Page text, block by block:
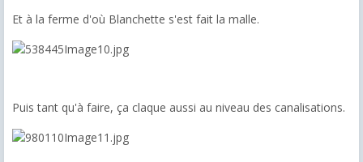
Et à la ferme d'où Blanchette s'est fait la malle.
Puis tant qu'à faire, ça claque aussi au niveau des canalisations.